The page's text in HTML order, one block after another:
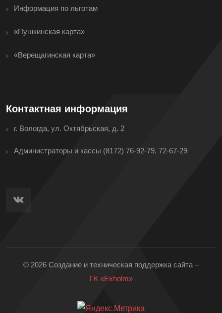
Информация по льготам
«Пушкинская карта»
«Верещагинская карта»
Контактная информация
г. Вологда, ул. Октябрьская, д. 2
Администраторы и кассы (8172) 76-92-79, 72-67-29
© 2026 Создание и техническая поддержка сайта –
ГК «Exholm»